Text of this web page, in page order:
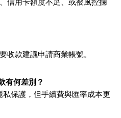
收款建議申請商業帳號。
有何差別？
保護，但手續費與匯率成本更